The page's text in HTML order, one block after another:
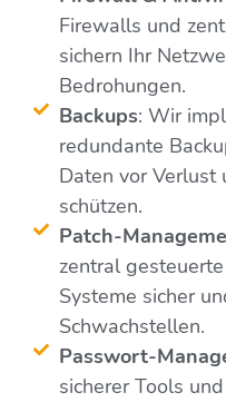
Firewalls und
sichern Ihr
Bedrohungen.
Backups: Wir
redundante
Daten vor Verlust
schützen.
Patch-
zentral
Systeme sicher
Schwachstellen.
Passwort-
sicherer Tools